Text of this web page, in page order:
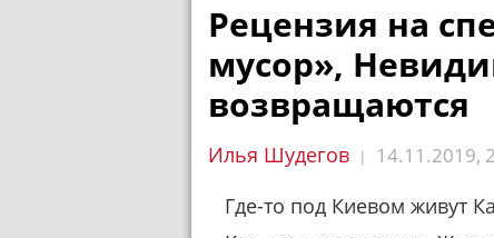
Рецензия на
мусор»,
возвращаются
Илья Шудегов | 14.11.2019,
Где-то под Киевом живут